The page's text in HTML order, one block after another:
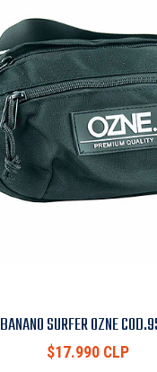
BANANO SURFER OZNE
$17.990 CLP